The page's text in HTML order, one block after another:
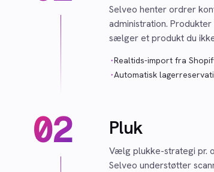
Selveo henter ordrer
administration.
sælger et produkt du
·Realtids-import fra
·Automatisk
02 Pluk
Vælg plukke-strategi pr.
Selveo understøtter